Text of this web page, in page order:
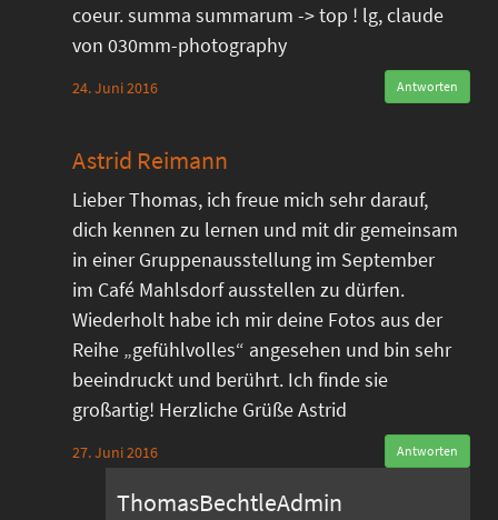
coeur. summa summarum -> top ! lg, claude
von 030mm-photography
24. Juni 2016 Antworten
Astrid Reimann
Lieber Thomas, ich freue mich sehr darauf,
dich kennen zu lernen und mit dir gemeinsam
in einer Gruppenausstellung im September
im Café Mahlsdorf ausstellen zu dürfen.
Wiederholt habe ich mir deine Fotos aus der
Reihe „gefühlvolles“ angesehen und bin sehr
beeindruckt und berührt. Ich finde sie
großartig! Herzliche Grüße Astrid
27. Juni 2016 Antworten
ThomasBechtleAdmin